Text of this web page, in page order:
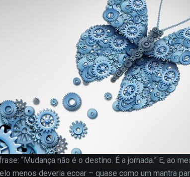
“Mudança não é o destino. É a jornada.” E, ao
menos deveria ecoar – quase como um mantra
podem ser usados para compor um
partir disso, mostrar anúncios relevantes
informações armazenadas são baseadas
seu navegador e dispositivo de internet,
informações pessoais. Ao configurar seu
esses cookies, você terá menos
PROSSEGUIR